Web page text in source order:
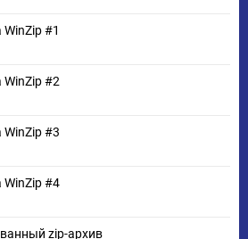
#1
WinZip #2
WinZip #3
WinZip #4
zip-архив